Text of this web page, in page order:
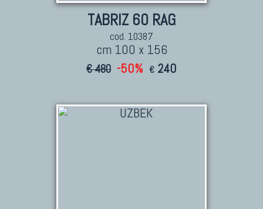
TABRIZ 60 RAG
cod. 10387
cm 100 x 156
€ 480 -50% € 240